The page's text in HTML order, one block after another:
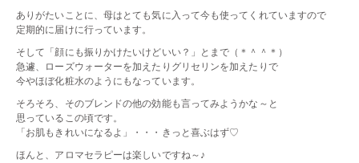
ありがたいことに、母はとても気に入って今も使ってくれていますので
定期的に届けに行っています。
そして「顔にも振りかけたいけどいい？」とまで（＊＾＾＊）
急遽、ローズウォーターを加えたりグリセリンを加えたりで
今やほぼ化粧水のようにもなっています。
そろそろ、そのブレンドの他の効能も言ってみようかな～と
思っているこの頃です。
「お肌もきれいになるよ」・・・きっと喜ぶはず♡
ほんと、アロマセラピーは楽しいですね～♪